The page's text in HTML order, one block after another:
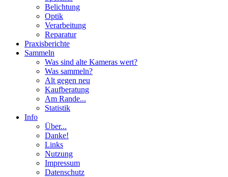
Belichtung
Optik
Verarbeitung
Reparatur
Praxisberichte
Sammeln
Was sind alte Kameras wert?
Was sammeln?
Alt gegen neu
Kaufberatung
Am Rande...
Statistik
Info
Über...
Danke!
Links
Nutzung
Impressum
Datenschutz